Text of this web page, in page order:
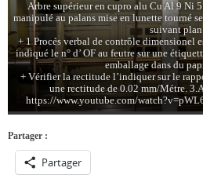
Arbre supérieur en cupro alu Cu Al 9 Ni
manipulé au palans mise en lunette tourné
suivant plan
+ 1 Procés verbal de contrôle dimensionel
indiqué le n° d’ OF au feutre sur une
emballage dans du
+ Vérifier la rectitude l’indiquer sur le
une rectitude de 0.02 mm/Métre.
https://www.youtube.com/
Partager :
Partager